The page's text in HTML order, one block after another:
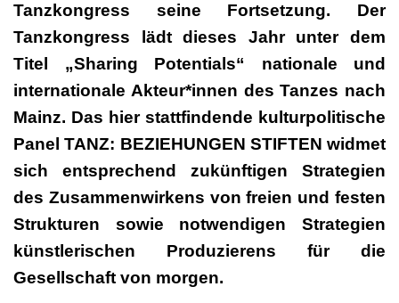
Tanzkongress seine Fortsetzung. Der
Tanzkongress lädt dieses Jahr unter dem
Titel „Sharing Potentials“ nationale und
internationale Akteur*innen des Tanzes nach
Mainz. Das hier stattfindende kulturpolitische
Panel TANZ: BEZIEHUNGEN STIFTEN widmet
sich entsprechend zukünftigen Strategien
des Zusammenwirkens von freien und festen
Strukturen sowie notwendigen Strategien
künstlerischen Produzierens für die
Gesellschaft von morgen.